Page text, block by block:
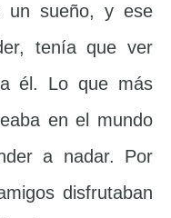
un sueño, y ese
tenía que ver
él. Lo que más
en el mundo
a nadar. Por
disfrutaban